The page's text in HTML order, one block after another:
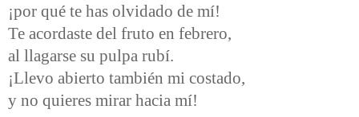
¡por qué te has olvidado de mí!
Te acordaste del fruto en febrero,
al llagarse su pulpa rubí.
¡Llevo abierto también mi costado,
y no quieres mirar hacia mí!